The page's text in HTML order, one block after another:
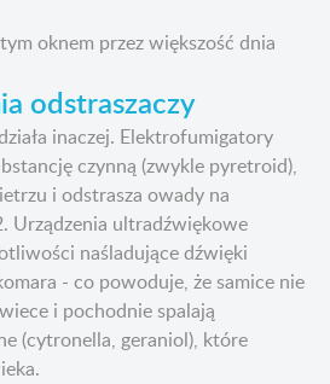
oknem przez większość dnia
odstraszaczy
inaczej. Elektrofumigatory
czynną (zwykle pyretroid),
i odstrasza owady na
Urządzenia ultradźwiękowe
naśladujące dźwięki
- co powoduje, że samice nie
i pochodnie spalają
(cytronella, geraniol), które